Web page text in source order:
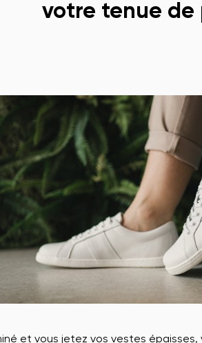
votre tenue de
et vous jetez vos vestes